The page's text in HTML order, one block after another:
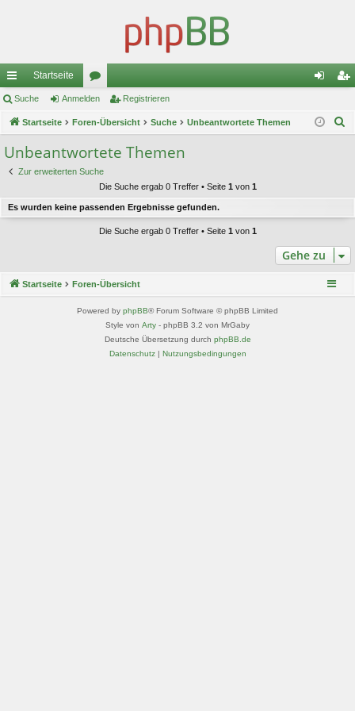
ch
ne
llz
ug
Startseite
or
en m ist
Suche Anmelden Registrieren
Startseite Foren-Übersicht Suche Unbeantwortete Themen
Unbeantwortete Themen
Zur erweiterten Suche
Die Suche ergab 0 Treffer • Seite 1 von 1
Es wurden keine passenden Ergebnisse gefunden.
Die Suche ergab 0 Treffer • Seite 1 von 1
Gehe zu
Startseite Foren-Übersicht
Powered by phpBB® Forum Software © phpBB Limited
Style von Arty - phpBB 3.2 von MrGaby
Deutsche Übersetzung durch phpBB.de
Datenschutz| Nutzungsbedingungen